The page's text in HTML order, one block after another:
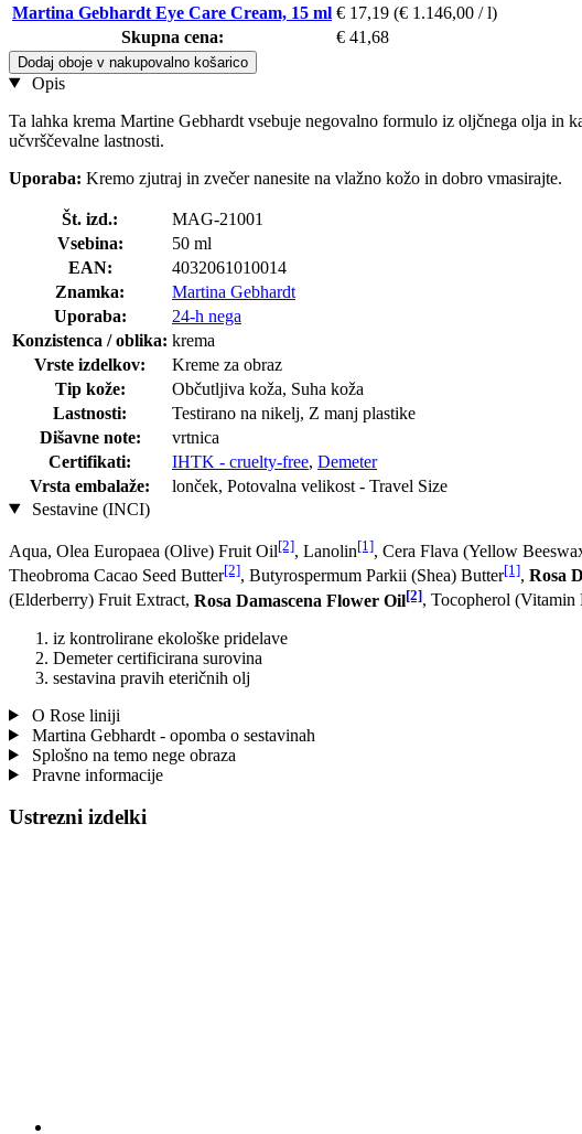
Martina Gebhardt Eye Care Cream, 15 ml € 17,19 (€ 1.146,00 / l)
Skupna cena:
€ 41,68
Dodaj oboje v nakupovalno košarico
Opis
Ta lahka krema Martine Gebhardt vsebuje negovalno formulo iz oljčnega olja in
učvrščevalne lastnosti.
Uporaba: Kremo zjutraj in zvečer nanesite na vlažno kožo in dobro vmasirajte.
Št. izd.:
MAG-21001
Vsebina:
50 ml
EAN:
4032061010014
Znamka:
Martina Gebhardt
Uporaba:
24-h nega
Konzistenca / oblika: krema
Vrste izdelkov:
Kreme za obraz
Tip kože:
Občutljiva koža, Suha koža
Lastnosti:
Testirano na nikelj, Z manj plastike
Dišavne note:
vrtnica
Certifikati:
IHTK - cruelty-free, Demeter
Vrsta embalaže:
lonček, Potovalna velikost - Travel Size
Sestavine (INCI)
Aqua, Olea Europaea (Olive) Fruit Oil[2], Lanolin[1], Cera Flava (Yellow
Theobroma Cacao Seed Butter[2], Butyrospermum Parkii (Shea) Butter[1], Rosa
(Elderberry) Fruit Extract, Rosa Damascena Flower Oil[2], Tocopherol
iz kontrolirane ekološke pridelave
Demeter certificirana surovina
sestavina pravih eteričnih olj
O Rose liniji
Martina Gebhardt - opomba o sestavinah
Splošno na temo nege obraza
Pravne informacije
Ustrezni izdelki